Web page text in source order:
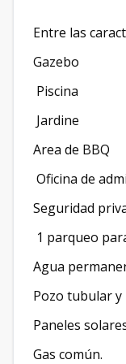
Entre las
Gazebo
Piscina
Jardine
Area de BBQ
Oficina de
Seguridad
1 parqueo
Agua
Pozo tubular y
Paneles
Gas común.